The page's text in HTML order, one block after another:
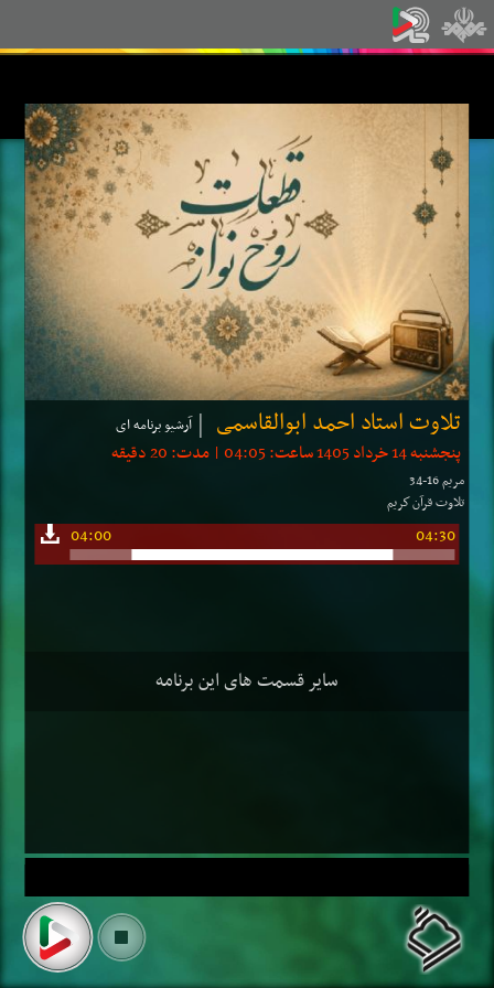
تلاوت استاد احمد ابوالقاسمی آرشیو برنامه ای
پنجشنبه 14 خرداد 1405 ساعت: 04:05 | مدت: 20 دقیقه
مریم 16-34
تلاوت قرآن كریم
04:00 04:30
سایر قسمت های این برنامه